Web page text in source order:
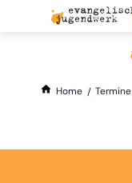
Home Termine